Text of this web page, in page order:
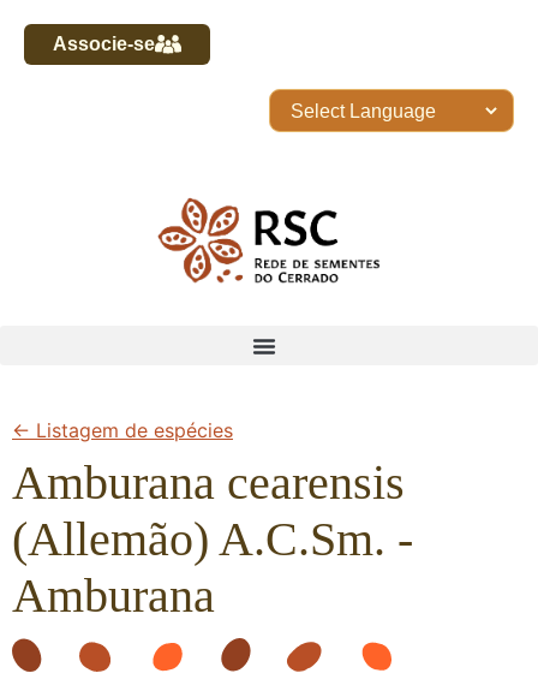
Associe-se
← Listagem de espécies
Amburana cearensis
(Allemão) A.C.Sm. -
Amburana